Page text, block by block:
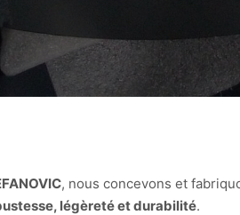
, nous concevons et
légèreté et durabilité.